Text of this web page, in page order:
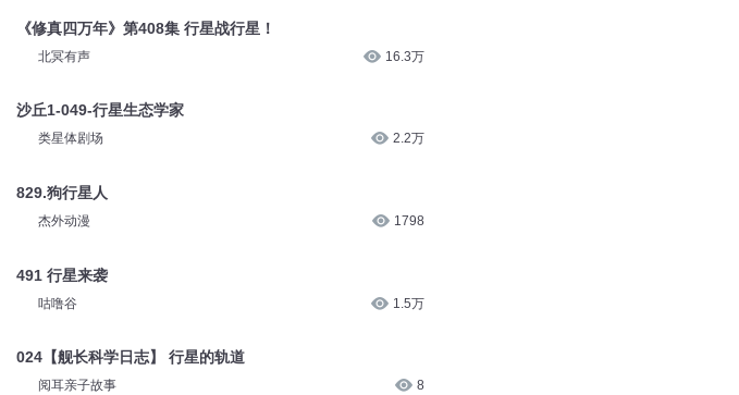
《修真四万年》第408集 行星战行星！
北冥有声 16.3万
沙丘1-049-行星生态学家
类星体剧场 2.2万
829.狗行星人
杰外动漫 1798
491 行星来袭
咕噜谷 1.5万
024【舰长科学日志】 行星的轨道
阅耳亲子故事 8